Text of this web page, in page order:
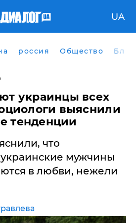
UA
россия Общество
украинцы всех
выяснили
тенденции
что
мужчины
в любви, нежели